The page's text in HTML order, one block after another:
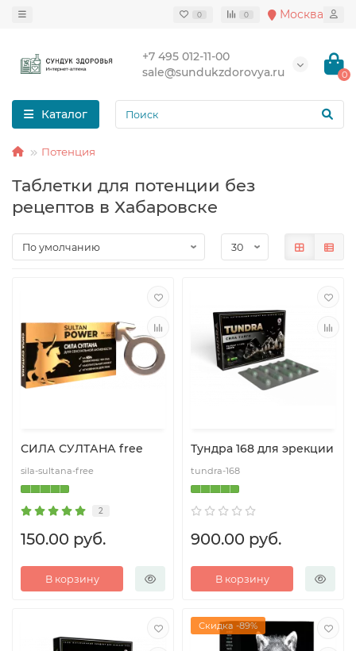
0 0 Москва
+7 495 012-11-00
sale@sundukzdorovya.ru
0
Каталог
Потенция
Таблетки для потенции без
рецептов в Хабаровске
СИЛА СУЛТАНА free
sila-sultana-free
2
150.00 руб.
В корзину
Тундра 168 для эрекции
tundra-168
900.00 руб.
В корзину
Скидка -89%